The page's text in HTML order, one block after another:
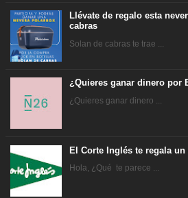
Llévate de regalo esta
cabras
Solan de cabras te trae ...
¿Quieres ganar dinero por
¿Quieres ganar dinero ...
El Corte Inglés te regala un
Hola, ¿Qué te parece ...